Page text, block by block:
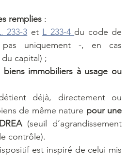
remplies :
233-3 et L 233-4 du code de
pas uniquement -, en cas
capital) ;
biens immobiliers à usage ou
déjà, directement ou
de même nature pour une
(seuil d’agrandissement
contrôle).
est inspiré de celui mis